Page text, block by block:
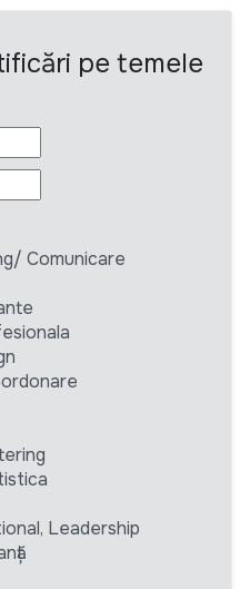
pe temele
Comunicare
Leadership